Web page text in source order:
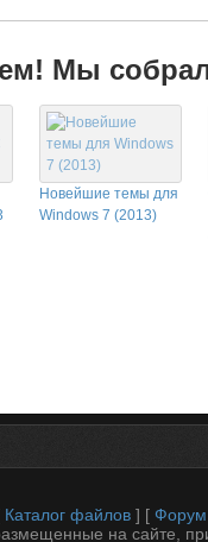
Мы
Новейшие темы для
Windows 7 (2013)
Каталог файлов] [ Форум
на сайте,